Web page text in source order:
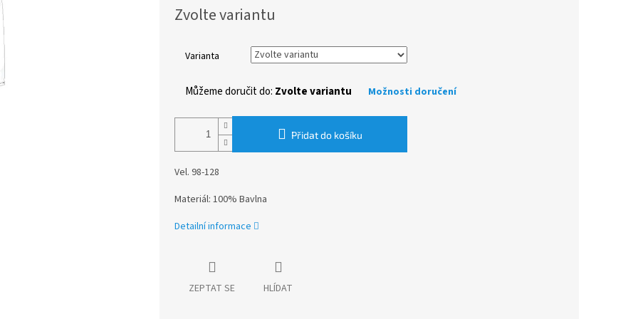
cena:
Zvolte variantu
Varianta
Můžeme doručit do: Zvolte variantu Možnosti doručení
Přidat do košíku
Vel. 98-128
Materiál: 100% Bavlna
Detailní informace
ZEPTAT SE HLÍDAT